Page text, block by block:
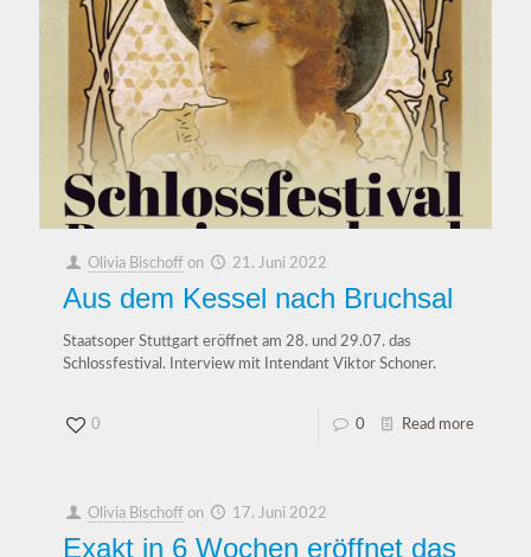
Olivia Bischoff on 21. Juni 2022
Aus dem Kessel nach Bruchsal
Staatsoper Stuttgart eröffnet am 28. und 29.07. das
Schlossfestival. Interview mit Intendant Viktor Schoner.
0 0 Read more
Olivia Bischoff on 17. Juni 2022
Exakt in 6 Wochen eröffnet das